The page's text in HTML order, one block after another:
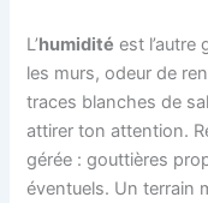
L’humidité est l’autre
les murs, odeur de
traces blanches de
attirer ton attention.
gérée : gouttières
éventuels. Un terrain